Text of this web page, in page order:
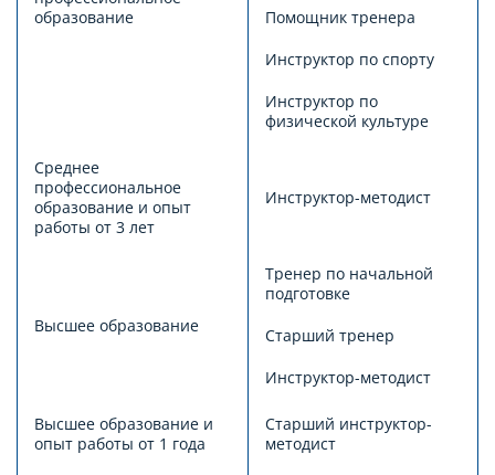
образование
Помощник тренера
Инструктор по спорту
Инструктор по
физической культуре
Среднее
профессиональное
образование и опыт
работы от 3 лет
Инструктор-методист
Высшее образование
Тренер по начальной
подготовке
Старший тренер
Инструктор-методист
Высшее образование и
опыт работы от 1 года
Старший инструктор-
методист